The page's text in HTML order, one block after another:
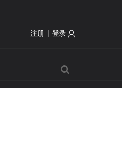
注册| 登录